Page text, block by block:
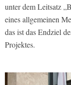
unter dem Leitsatz
eines allgemeinen
das ist das Endziel
Projektes.